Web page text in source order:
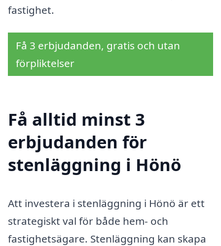
fastighet.
Få 3 erbjudanden, gratis och utan
förpliktelser
Få alltid minst 3
erbjudanden för
stenläggning i Hönö
Att investera i stenläggning i Hönö är ett
strategiskt val för både hem- och
fastighetsägare. Stenläggning kan skapa